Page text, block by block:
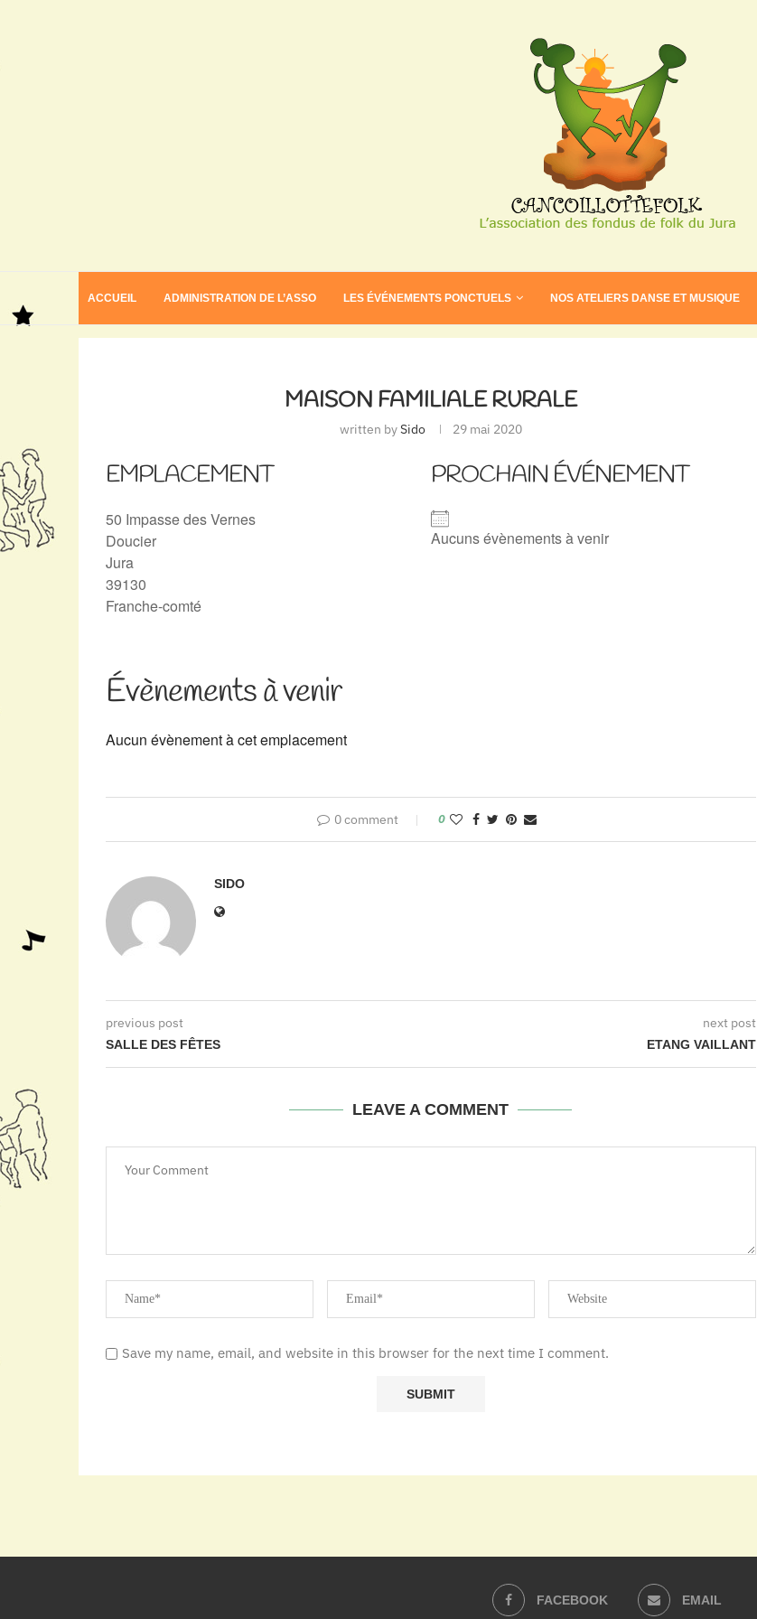
ACCUEIL ADMINISTRATION DE L’ASSO LES ÉVÉNEMENTS PONCTUELS NOS ATELIERS DANSE ET MUSIQUE
MAISON FAMILIALE RURALE
written bySido 29 mai 2020
EMPLACEMENT
50 Impasse des Vernes
Doucier
Jura
39130
Franche-comté
PROCHAIN ÉVÉNEMENT
Aucuns évènements à venir
Évènements à venir
Aucun évènement à cet emplacement
0 comment 0
SIDO
previous post
SALLE DES FÊTES
next post
ETANG VAILLANT
LEAVE A COMMENT
Save my name, email, and website in this browser for the next time I comment.
FACEBOOK EMAIL